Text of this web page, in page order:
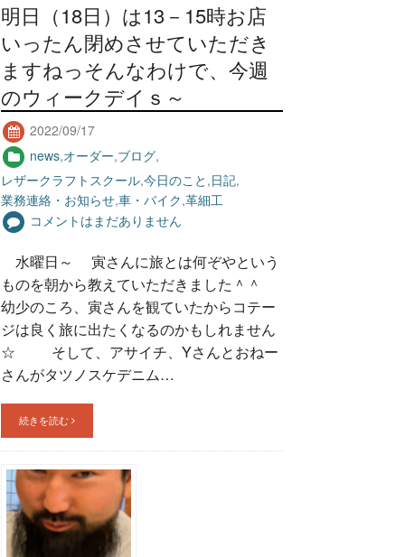
明日（18日）は13－15時お店
いったん閉めさせていただき
ますねっそんなわけで、今週
のウィークデイｓ～
2022/09/17
news,オーダー,ブログ,
レザークラフトスクール,今日のこと ,日記,
業務連絡・お知らせ,車・バイク,革細工
コメントはまだありません
水曜日～ 寅さんに旅とは何ぞやという
ものを朝から教えていただきました＾＾
幼少のころ、寅さんを観ていたからコテー
ジは良く旅に出たくなるのかもしれません
☆ そして、アサイチ、Yさんとおねー
さんがタツノスケデニム…
続きを読む